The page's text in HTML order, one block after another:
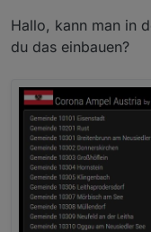
ich hab es
Hallo, kann man in
du das einbauen?